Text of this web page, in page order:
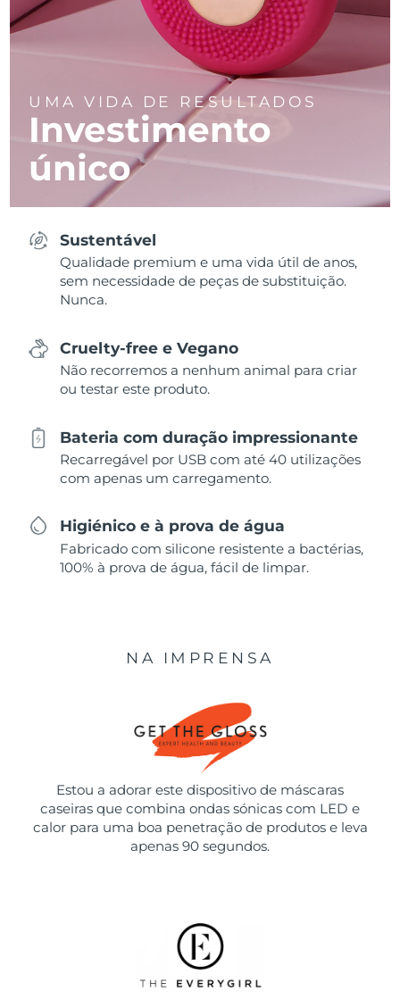
UMA VIDA DE RESULTADOS
Investimento
único
Sustentável
Qualidade premium e uma vida útil de anos,
sem necessidade de peças de substituição.
Nunca.
Cruelty-free e Vegano
Não recorremos a nenhum animal para criar
ou testar este produto.
Bateria com duração impressionante
Recarregável por USB com até 40 utilizações
com apenas um carregamento.
Higiénico e à prova de água
Fabricado com silicone resistente a bactérias,
100% à prova de água, fácil de limpar.
NA IMPRENSA
Estou a adorar este dispositivo de máscaras
caseiras que combina ondas sónicas com LED e
calor para uma boa penetração de produtos e leva
apenas 90 segundos.